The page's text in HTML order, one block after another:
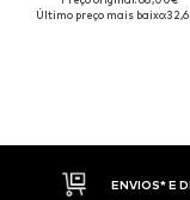
Último preço mais baixo:
30 DIAS DE